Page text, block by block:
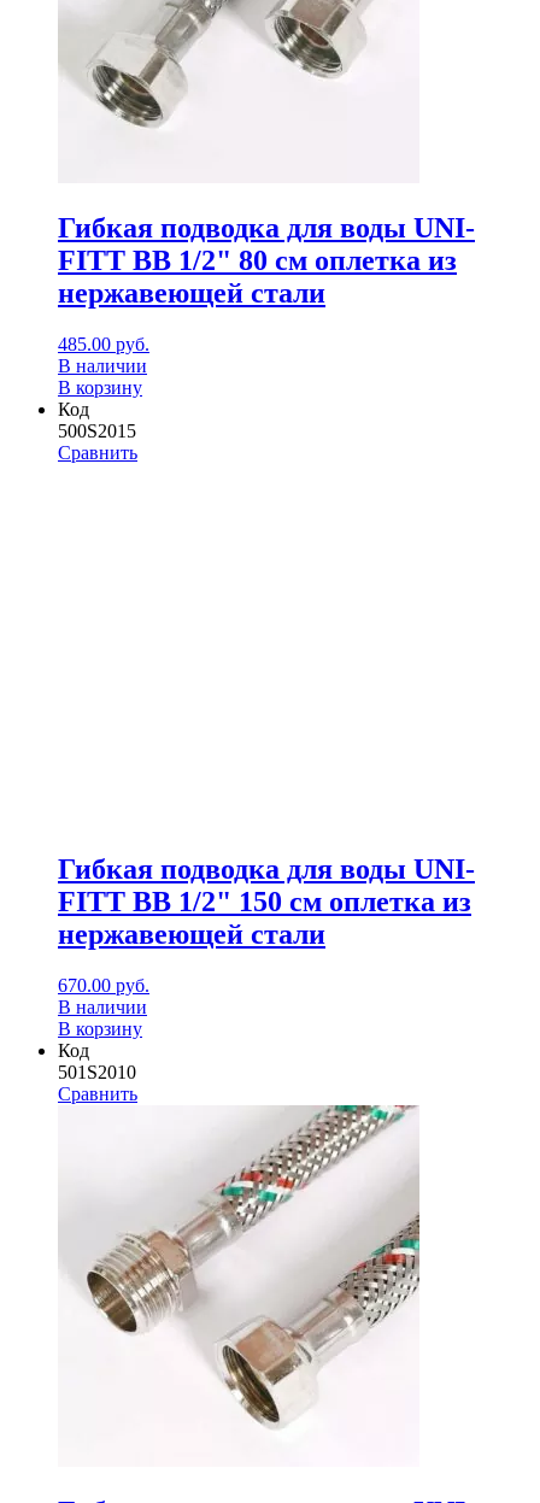
Гибкая подводка для воды UNI-
FITT ВВ 1/2" 80 см оплетка из
нержавеющей стали
485.00руб.
В наличии
В корзину
Код
500S2015
Сравнить
Гибкая подводка для воды UNI-
FITT ВВ 1/2" 150 см оплетка из
нержавеющей стали
670.00руб.
В наличии
В корзину
Код
501S2010
Сравнить